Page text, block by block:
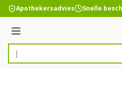
Ga naar de inhoud
Apothekersadvies Snelle
Menu
Product, merk, categorie...